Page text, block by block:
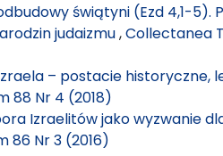
świątyni (Ezd 4,1-5).
judaizmu,Collectanea
– postacie historyczne,
88 Nr 4 (2018)
Izraelitów jako wyzwanie
86 Nr 3 (2016)